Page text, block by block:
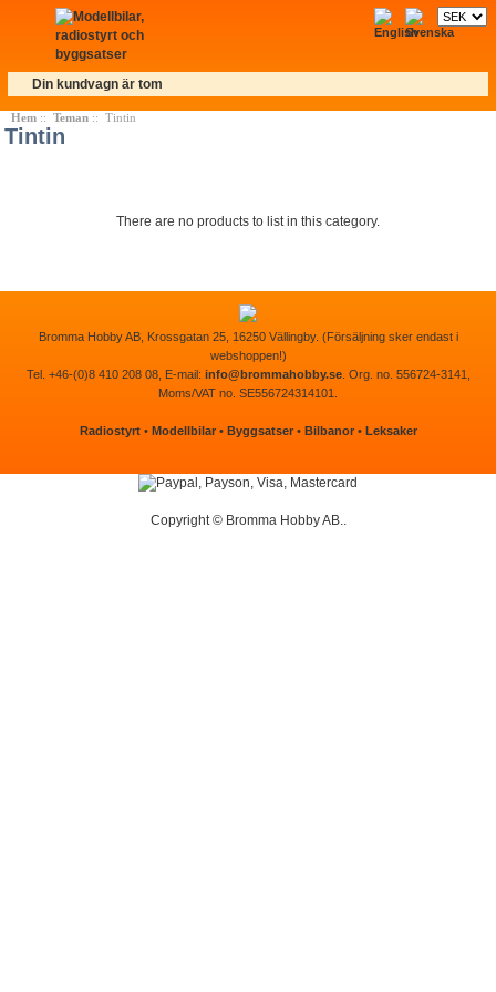
Din kundvagn är tom
Hem:: Teman:: Tintin
Tintin
There are no products to list in this category.
Bromma Hobby AB, Krossgatan 25, 16250 Vällingby. (Försäljning sker endast i
webshoppen!)
Tel. +46-(0)8 410 208 08, E-mail: info@brommahobby.se. Org. no. 556724-3141,
Moms/VAT no. SE556724314101.
Radiostyrt• Modellbilar• Byggsatser• Bilbanor• Leksaker
Copyright © Bromma Hobby AB..